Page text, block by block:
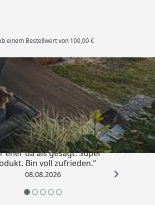
einem Bestellwert von 100,00 €
Trusted Shops
4,85/ 5
eher da als gesagt. Super
Bin voll zufrieden.“
08.08.2026